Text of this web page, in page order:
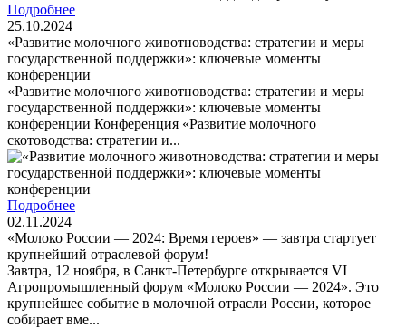
Подробнее
25.10.2024
«Развитие молочного животноводства: стратегии и меры
государственной поддержки»: ключевые моменты
конференции
«Развитие молочного животноводства: стратегии и меры
государственной поддержки»: ключевые моменты
конференции Конференция «Развитие молочного
скотоводства: стратегии и...
Подробнее
02.11.2024
«Молоко России — 2024: Время героев» — завтра стартует
крупнейший отраслевой форум!
Завтра, 12 ноября, в Санкт-Петербурге открывается VI
Агропромышленный форум «Молоко России — 2024». Это
крупнейшее событие в молочной отрасли России, которое
собирает вме...